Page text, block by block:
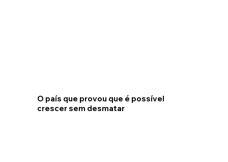
O país que provou que é possível
crescer sem desmatar